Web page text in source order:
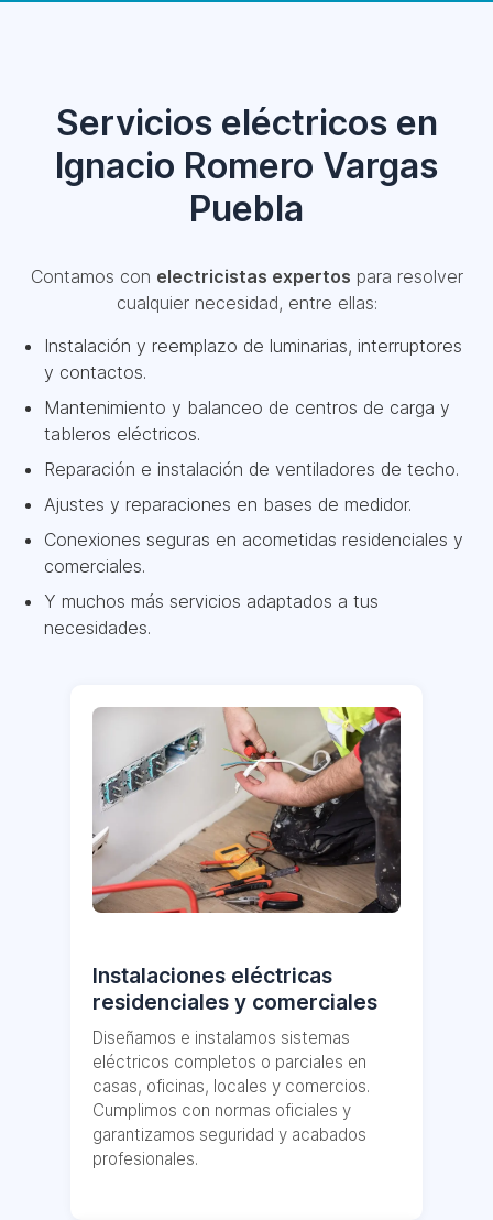
Servicios eléctricos en
Ignacio Romero Vargas
Puebla
Contamos con electricistas expertos para resolver
cualquier necesidad, entre ellas:
Instalación y reemplazo de luminarias, interruptores
y contactos.
Mantenimiento y balanceo de centros de carga y
tableros eléctricos.
Reparación e instalación de ventiladores de techo.
Ajustes y reparaciones en bases de medidor.
Conexiones seguras en acometidas residenciales y
comerciales.
Y muchos más servicios adaptados a tus
necesidades.
Instalaciones eléctricas
residenciales y comerciales
Diseñamos e instalamos sistemas
eléctricos completos o parciales en
casas, oficinas, locales y comercios.
Cumplimos con normas oficiales y
garantizamos seguridad y acabados
profesionales.